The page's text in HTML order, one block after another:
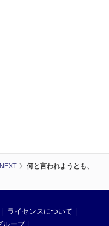
何と言われようとも、
ライセンスについて